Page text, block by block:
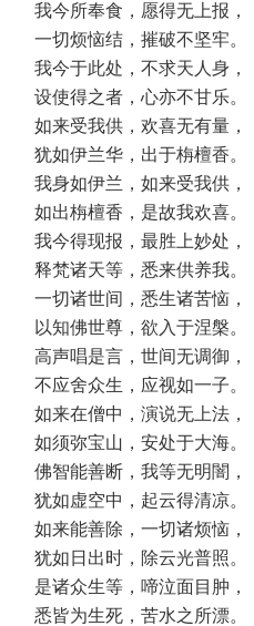
我今所奉食，愿得无上报，
一切烦恼结，摧破不坚牢。
我今于此处，不求天人身，
设使得之者，心亦不甘乐。
如来受我供，欢喜无有量，
犹如伊兰华，出于栴檀香。
我身如伊兰，如来受我供，
如出栴檀香，是故我欢喜。
我今得现报，最胜上妙处，
释梵诸天等，悉来供养我。
一切诸世间，悉生诸苦恼，
以知佛世尊，欲入于涅槃。
高声唱是言，世间无调御，
不应舍众生，应视如一子。
如来在僧中，演说无上法，
如须弥宝山，安处于大海。
佛智能善断，我等无明闇，
犹如虚空中，起云得清凉。
如来能善除，一切诸烦恼，
犹如日出时，除云光普照。
是诸众生等，啼泣面目肿，
悉皆为生死，苦水之所漂。